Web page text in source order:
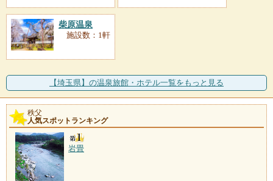
柴原温泉
施設数：1軒
【埼玉県】の温泉旅館・ホテル一覧をもっと見る
秩父
人気スポットランキング
岩畳